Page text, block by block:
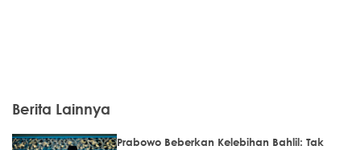
Berita Lainnya
Prabowo Beberkan Kelebihan Bahlil: Tak